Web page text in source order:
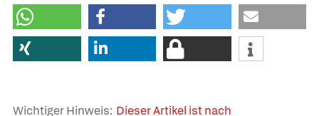
Wichtiger Hinweis: Dieser Artikel ist nach